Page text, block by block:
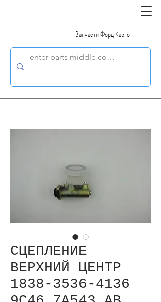
Запчасти Форд Карго
СЦЕПЛЕНИЕ
ВЕРХНИЙ ЦЕНТР
1838-3536-4136